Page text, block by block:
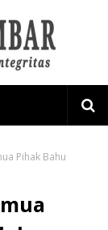
Pihak Bahu